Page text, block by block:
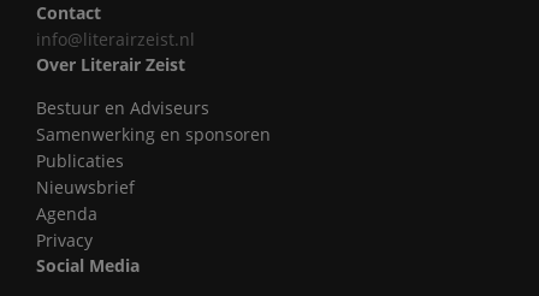
Contact
info@literairzeist.nl
Over Literair Zeist
Bestuur en Adviseurs
Samenwerking en sponsoren
Publicaties
Nieuwsbrief
Agenda
Privacy
Social Media